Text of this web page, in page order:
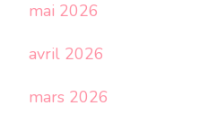
mai 2026
avril 2026
mars 2026